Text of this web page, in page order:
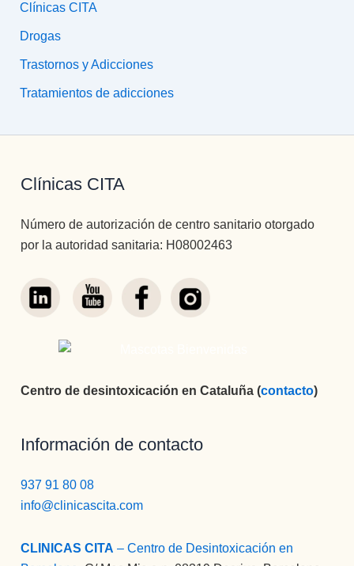
Clínicas CITA
Drogas
Trastornos y Adicciones
Tratamientos de adicciones
Clínicas CITA
Número de autorización de centro sanitario otorgado
por la autoridad sanitaria: H08002463
Centro de desintoxicación en Cataluña (contacto)
Información de contacto
937 91 80 08
info@clinicascita.com
CLINICAS CITA – Centro de Desintoxicación en